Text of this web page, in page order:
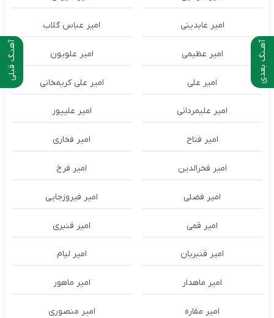
آهنـگ قبلی آهـنگ بعدی
امیر عابدینی امیر عباس گلاب
امیر عظیمی امیر علویون
امیر علی امیر علی کریمخانی
امیر علیمردانی امیر علیپور
امیر فتاح امیر فخاری
امیر فخرالدین امیر فرخ
امیر فضلی امیر فیروزجایی
امیر قمی امیر قنبری
امیر قنبریان امیر لیام
امیر ماهدار امیر ماهور
امیر مقاره امیر منصوری